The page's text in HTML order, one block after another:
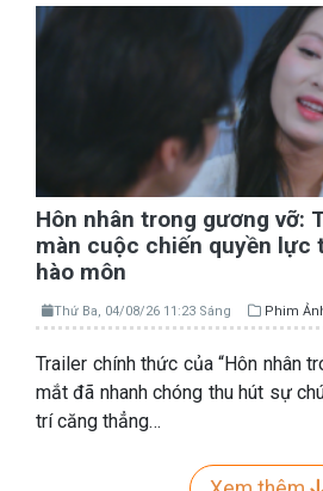
Hôn nhân trong gương vỡ:
màn cuộc chiến quyền lực
hào môn
Thứ Ba, 04/08/26 11:23 Sáng Phim
Trailer chính thức của “Hôn nhân
mắt đã nhanh chóng thu hút sự
trí căng thẳng…